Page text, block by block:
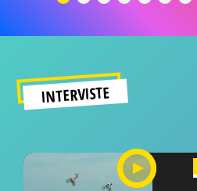
INTERVISTE